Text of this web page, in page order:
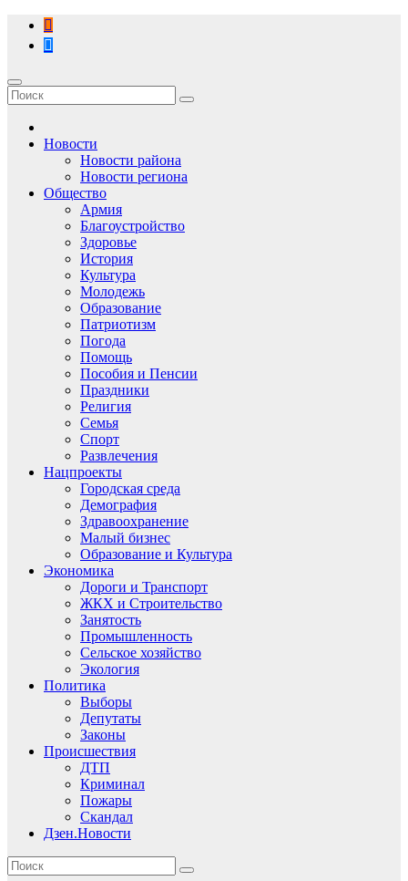
Перейти
содержимому
Новости
Новости района
Новости региона
Общество
Армия
Благоустройство
Здоровье
История
Культура
Молодежь
Образование
Патриотизм
Погода
Помощь
Пособия и Пенсии
Праздники
Религия
Семья
Спорт
Развлечения
Нацпроекты
Городская среда
Демография
Здравоохранение
Малый бизнес
Образование и Культура
Экономика
Дороги и Транспорт
ЖКХ и Строительство
Занятость
Промышленность
Сельское хозяйство
Экология
Политика
Выборы
Депутаты
Законы
Происшествия
ДТП
Криминал
Пожары
Скандал
Дзен.Новости